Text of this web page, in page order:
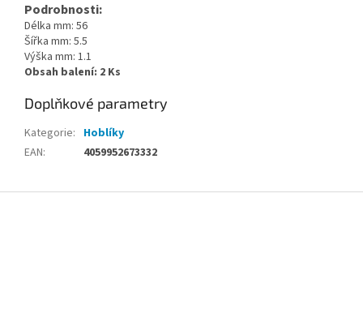
Podrobnosti:
Délka mm: 56
Šířka mm: 5.5
Výška mm: 1.1
Obsah balení: 2 Ks
Doplňkové parametry
Kategorie: Hoblíky
EAN: 4059952673332